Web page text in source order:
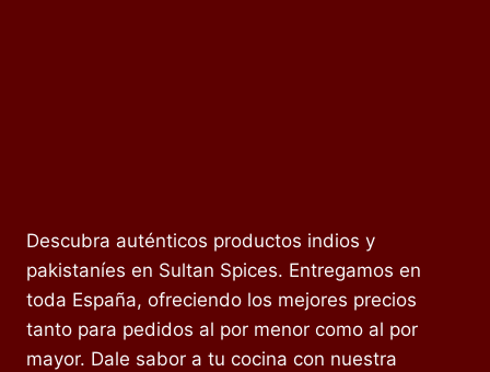
Descubra auténticos productos indios y
pakistaníes en Sultan Spices. Entregamos en
toda España, ofreciendo los mejores precios
tanto para pedidos al por menor como al por
mayor. Dale sabor a tu cocina con nuestra